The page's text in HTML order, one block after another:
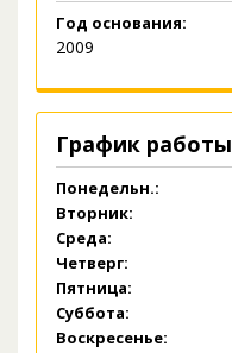
Год основания:
2009
График работы
Понедельн.:
Вторник:
Среда:
Четверг:
Пятница:
Суббота:
Воскресенье: